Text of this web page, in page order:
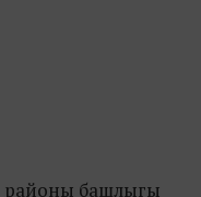
районы башлыгы